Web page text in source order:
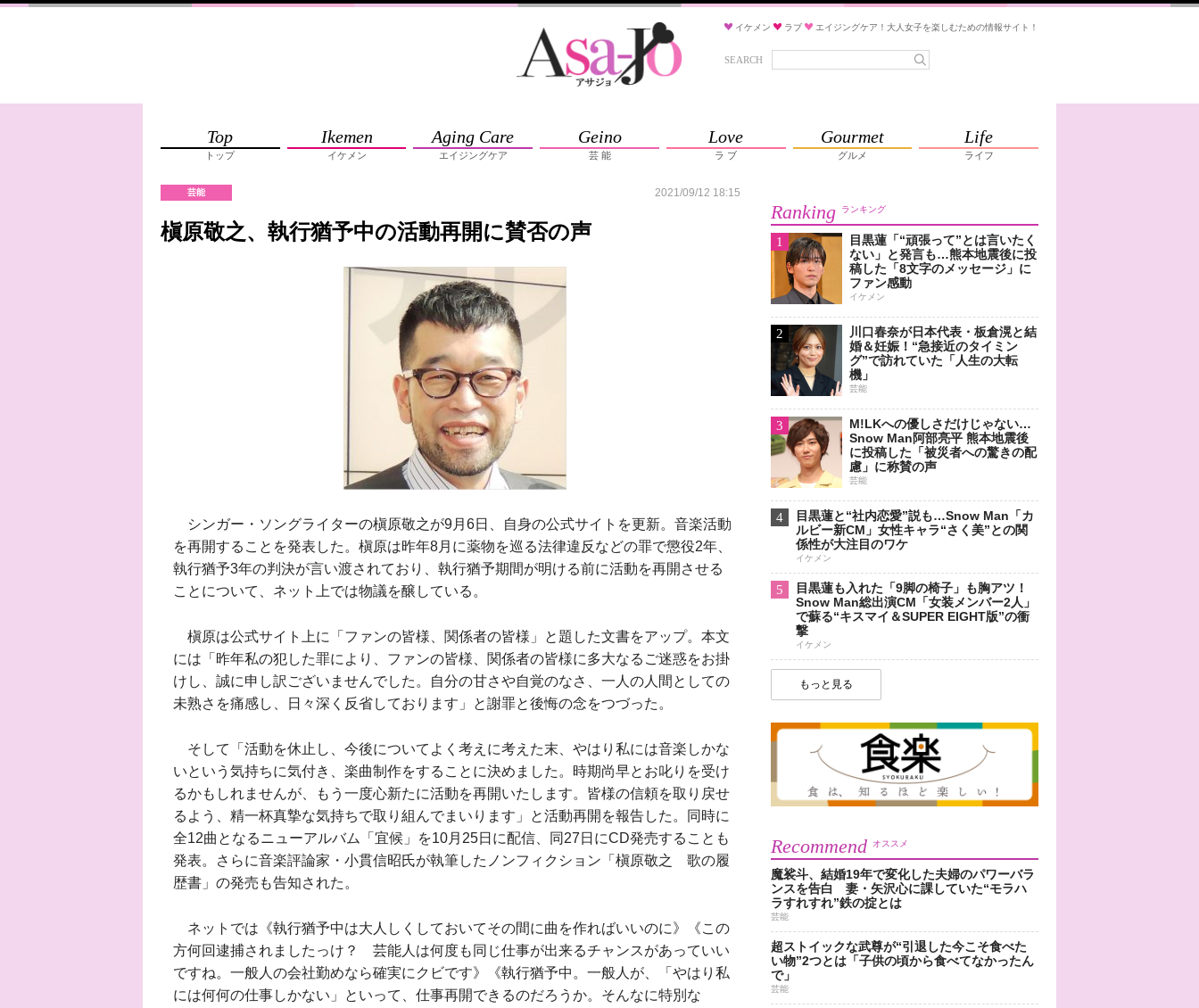
イケメン ラブ エイジングケア！大人女子を楽しむための情報サイト！
SEARCH
Top
トップ
Ikemen
イケメン
Aging Care
エイジングケア
Geino
芸 能
Love
ラ ブ
Gourmet
グルメ
Life
ライフ
芸能 2021/09/12 18:15
槇原敬之、執行猶予中の活動再開に賛否の声
シンガー・ソングライターの槇原敬之が9月6日、自身の公式サイトを更新。音楽活動
を再開することを発表した。槇原は昨年8月に薬物を巡る法律違反などの罪で懲役2年、
執行猶予3年の判決が言い渡されており、執行猶予期間が明ける前に活動を再開させる
ことについて、ネット上では物議を醸している。
槇原は公式サイト上に「ファンの皆様、関係者の皆様」と題した文書をアップ。本文
には「昨年私の犯した罪により、ファンの皆様、関係者の皆様に多大なるご迷惑をお掛
けし、誠に申し訳ございませんでした。自分の甘さや自覚のなさ、一人の人間としての
未熟さを痛感し、日々深く反省しております」と謝罪と後悔の念をつづった。
そして「活動を休止し、今後についてよく考えに考えた末、やはり私には音楽しかな
いという気持ちに気付き、楽曲制作をすることに決めました。時期尚早とお叱りを受け
るかもしれませんが、もう一度心新たに活動を再開いたします。皆様の信頼を取り戻せ
るよう、精一杯真摯な気持ちで取り組んでまいります」と活動再開を報告した。同時に
全12曲となるニューアルバム「宜候」を10月25日に配信、同27日にCD発売することも
発表。さらに音楽評論家・小貫信昭氏が執筆したノンフィクション「槇原敬之 歌の履
歴書」の発売も告知された。
ネットでは《執行猶予中は大人しくしておいてその間に曲を作ればいいのに》《この
方何回逮捕されましたっけ？ 芸能人は何度も同じ仕事が出来るチャンスがあっていい
ですね。一般人の会社勤めなら確実にクビです》《執行猶予中。一般人が、「やはり私
には何何の仕事しかない」といって、仕事再開できるのだろうか。そんなに特別な
Ranking ランキング
1
目黒蓮「“頑張って”とは言いたく
ない」と発言も…熊本地震後に投
稿した「8文字のメッセージ」に
ファン感動
イケメン
2
川口春奈が日本代表・板倉滉と結
婚＆妊娠！“急接近のタイミン
グ”で訪れていた「人生の大転
機」
芸能
3
M!LKへの優しさだけじゃない…
Snow Man阿部亮平 熊本地震後
に投稿した「被災者への驚きの配
慮」に称賛の声
芸能
4
目黒蓮と“社内恋愛”説も…Snow Man「カ
ルビー新CM」女性キャラ“さく美”との関
係性が大注目のワケ
イケメン
5
目黒蓮も入れた「9脚の椅子」も胸アツ！
Snow Man総出演CM「女装メンバー2人」
で蘇る“キスマイ＆SUPER EIGHT版”の衝
撃
イケメン
もっと見る
Recommend オススメ
魔裟斗、結婚19年で変化した夫婦のパワーバラ
ンスを告白 妻・矢沢心に課していた“モラハ
ラすれすれ”鉄の掟とは
芸能
超ストイックな武尊が“引退した今こそ食べた
い物”2つとは「子供の頃から食べてなかったん
で」
芸能